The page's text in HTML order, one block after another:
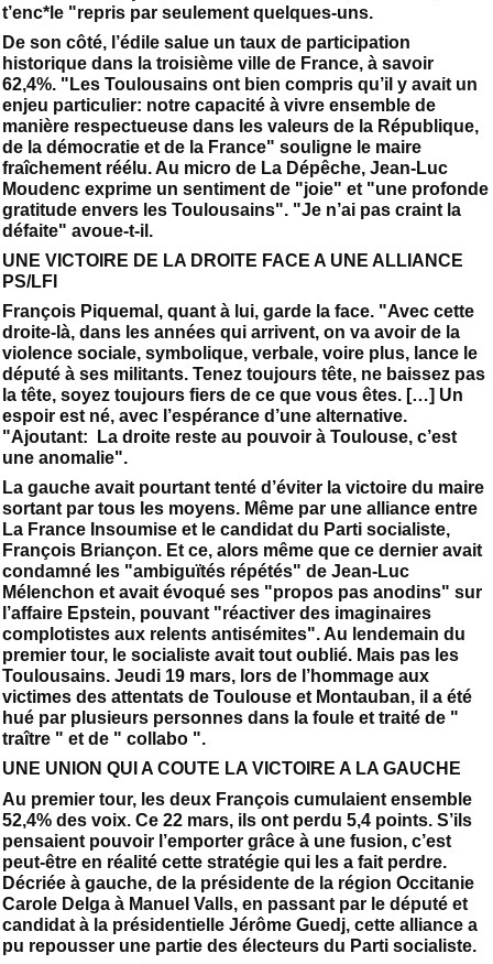
t’enc*le "repris par seulement quelques-uns.
De son côté, l’édile salue un taux de participation
historique dans la troisième ville de France, à savoir
62,4%. "Les Toulousains ont bien compris qu’il y avait un
enjeu particulier: notre capacité à vivre ensemble de
manière respectueuse dans les valeurs de la République,
de la démocratie et de la France" souligne le maire
fraîchement réélu. Au micro de La Dépêche, Jean-Luc
Moudenc exprime un sentiment de "joie" et "une profonde
gratitude envers les Toulousains". "Je n’ai pas craint la
défaite" avoue-t-il.
UNE VICTOIRE DE LA DROITE FACE A UNE ALLIANCE
PS/LFI
François Piquemal, quant à lui, garde la face. "Avec cette
droite-là, dans les années qui arrivent, on va avoir de la
violence sociale, symbolique, verbale, voire plus, lance le
député à ses militants. Tenez toujours tête, ne baissez pas
la tête, soyez toujours fiers de ce que vous êtes. […] Un
espoir est né, avec l’espérance d’une alternative.
"Ajoutant: La droite reste au pouvoir à Toulouse, c’est
une anomalie".
La gauche avait pourtant tenté d’éviter la victoire du maire
sortant par tous les moyens. Même par une alliance entre
La France Insoumise et le candidat du Parti socialiste,
François Briançon. Et ce, alors même que ce dernier avait
condamné les "ambiguïtés répétés" de Jean-Luc
Mélenchon et avait évoqué ses "propos pas anodins" sur
l’affaire Epstein, pouvant "réactiver des imaginaires
complotistes aux relents antisémites". Au lendemain du
premier tour, le socialiste avait tout oublié. Mais pas les
Toulousains. Jeudi 19 mars, lors de l’hommage aux
victimes des attentats de Toulouse et Montauban, il a été
hué par plusieurs personnes dans la foule et traité de "
traître " et de " collabo ".
UNE UNION QUI A COUTE LA VICTOIRE A LA GAUCHE
Au premier tour, les deux François cumulaient ensemble
52,4% des voix. Ce 22 mars, ils ont perdu 5,4 points. S’ils
pensaient pouvoir l’emporter grâce à une fusion, c’est
peut-être en réalité cette stratégie qui les a fait perdre.
Décriée à gauche, de la présidente de la région Occitanie
Carole Delga à Manuel Valls, en passant par le député et
candidat à la présidentielle Jérôme Guedj, cette alliance a
pu repousser une partie des électeurs du Parti socialiste.